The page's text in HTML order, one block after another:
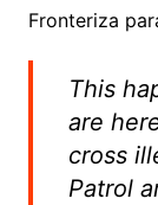
Fronteriza
This
are
cross
Patrol